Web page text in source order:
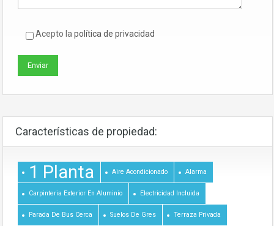
Acepto la política de privacidad
Características de propiedad:
1 Planta Aire Acondicionado Alarma
Carpinteria Exterior En Aluminio Electricidad Incluida
Parada De Bus Cerca Suelos De Gres Terraza Privada